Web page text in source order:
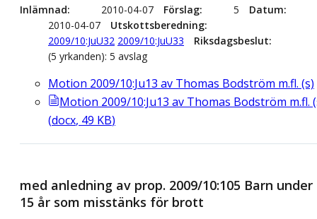
Inlämnad 2010-04-07 Förslag 5
Datum
2010-04-07
Utskottsberedning
2009/10:JuU32 2009/10:JuU33
Riksdagsbeslut
(5 yrkanden): 5 avslag
Motion 2009/10:Ju13 av Thomas Bodström m.fl. (s)
Motion 2009/10:Ju13 av Thomas Bodström m.fl.
(docx, 49 KB)
med anledning av prop. 2009/10:105 Barn under
15 år som misstänks för brott